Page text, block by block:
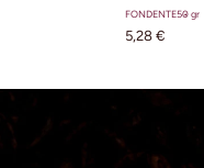
FONDENTE50 gr
5,28 €